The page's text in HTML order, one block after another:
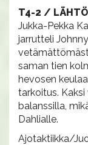
T4-2 /
Jukka-Pekka
jarrutteli
saman tien
hevosen
tarkoitus.
balanssilla,
Dahlialle.
Ajotaktiikka/